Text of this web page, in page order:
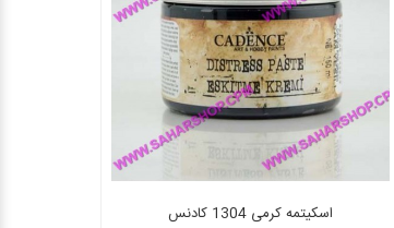
اسکیتمه کرمی 1304 کادنس